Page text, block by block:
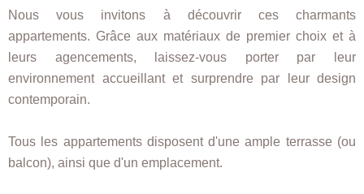
Nous vous invitons à découvrir ces charmants
appartements. Grâce aux matériaux de premier choix et à
leurs agencements, laissez-vous porter par leur
environnement accueillant et surprendre par leur design
contemporain.
Tous les appartements disposent d'une ample terrasse (ou
balcon), ainsi que d'un emplacement.